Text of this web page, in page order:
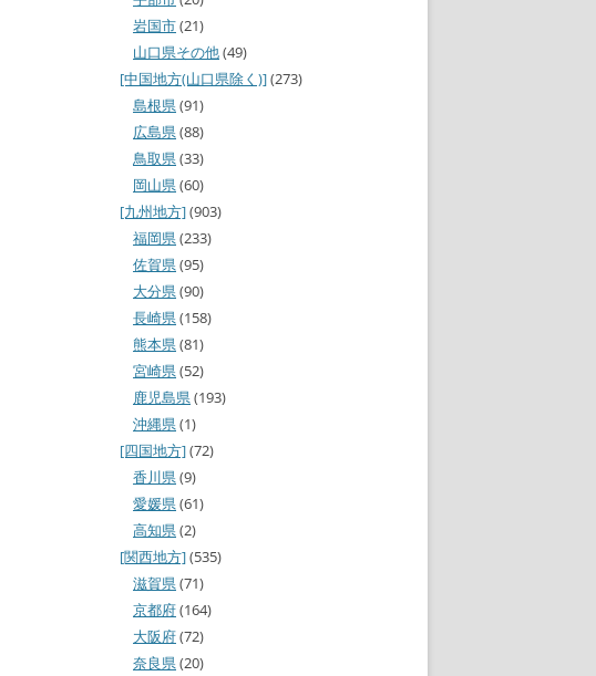
岩国市(21)
山口県その他(49)
[中国地方(山口県除く)](273)
島根県(91)
広島県(88)
鳥取県(33)
岡山県(60)
[九州地方](903)
福岡県(233)
佐賀県(95)
大分県(90)
長崎県(158)
熊本県(81)
宮崎県(52)
鹿児島県(193)
沖縄県(1)
[四国地方](72)
香川県(9)
愛媛県(61)
高知県(2)
[関西地方](535)
滋賀県(71)
京都府(164)
大阪府(72)
奈良県(20)